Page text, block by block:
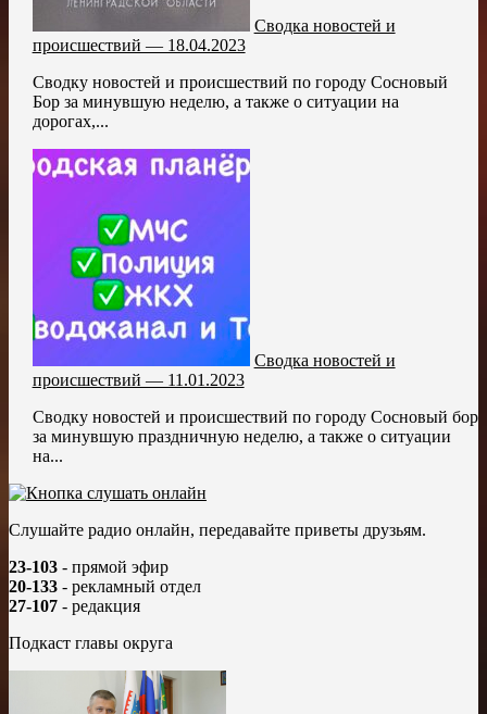
Сводка новостей и
происшествий — 18.04.2023
Сводку новостей и происшествий по городу Сосновый
Бор за минувшую неделю, а также о ситуации на
дорогах,...
Сводка новостей и
происшествий — 11.01.2023
Сводку новостей и происшествий по городу Сосновый бор
за минувшую праздничную неделю, а также о ситуации
на...
Слушайте радио онлайн, передавайте приветы друзьям.
23-103 - прямой эфир
20-133 - рекламный отдел
27-107 - редакция
Подкаст главы округа